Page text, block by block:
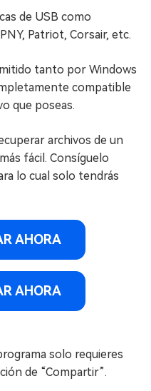
de USB como
Patriot, Corsair, etc.
tanto por Windows
compatible
que poseas.
archivos de un
fácil. Consíguelo
lo cual solo tendrás
AHORA
AHORA
solo requieres
de “Compartir”.